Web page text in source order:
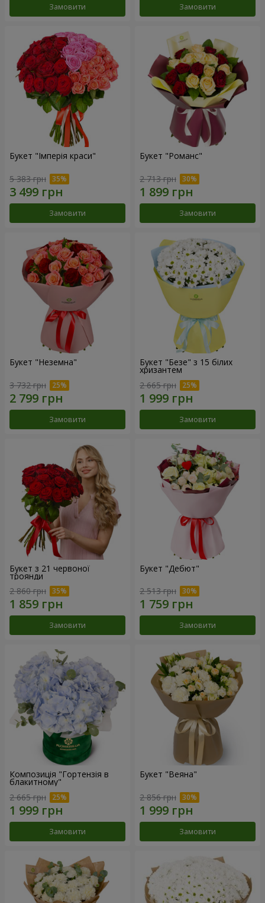
Замовити Замовити
Букет "Імперія краси"
5 383 грн
Замовити
Букет "Романс"
2 713 грн
Замовити
Букет "Неземна"
3 732 грн
Замовити
Букет "Безе" з 15 білих
хризантем
2 665 грн
Замовити
Букет з 21 червоної
троянди
2 860 грн
Замовити
Букет "Дебют"
2 513 грн
Замовити
Композиція "Гортензія в
блакитному"
2 665 грн
Замовити
Букет "Веяна"
2 856 грн
Замовити